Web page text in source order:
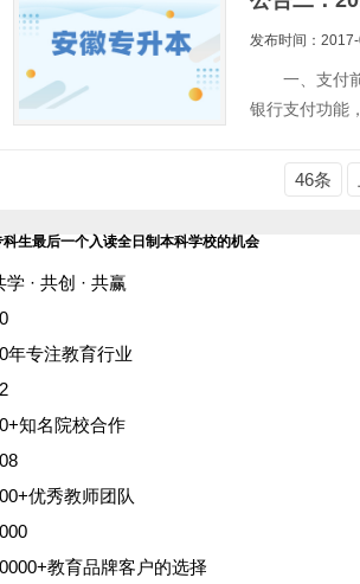
发布时间：
一、支付前
银行支付功能
46条
科生最后一个入读全日制本科学校的机会
学 · 共创 · 共赢
年专注教育行业
知名院校合作
优秀教师团队
教育品牌客户的选择